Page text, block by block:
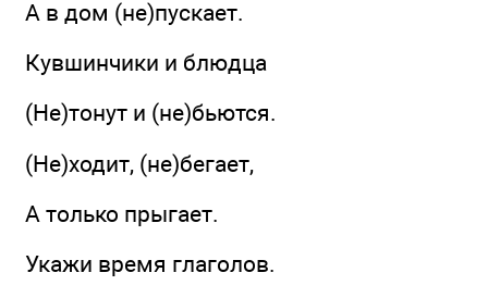
А в дом (не)пускает.
Кувшинчики и блюдца
(Не)тонут и (не)бьются.
(Не)ходит, (не)бегает,
А только прыгает.
Укажи время глаголов.